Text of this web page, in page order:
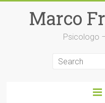
Marco
Psicologo